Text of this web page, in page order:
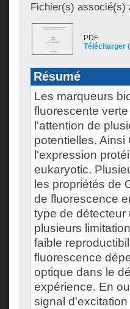
Fichier(s) associé(s)
PDF
Télécharger
Résumé
Les marqueurs
fluorescente
l'attention de
potentielles.
l'expression
eukaryotic.
les propriétés de
de fluorescence
type de détecteur
plusieurs
faible
fluorescence
optique dans le
expérience. En
signal